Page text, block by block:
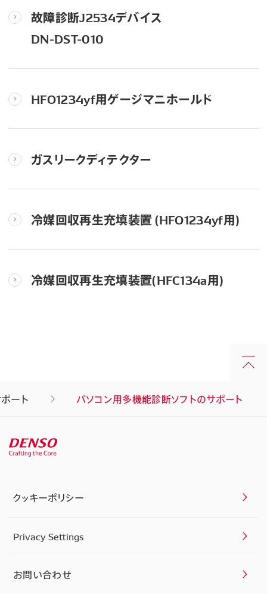
故障診断J2534デバイス
DN-DST-010
HFO1234yf用ゲージマニホールド
ガスリークディテクター
冷媒回収再生充填装置 (HFO1234yf用)
冷媒回収再生充填装置(HFC134a用)
ート パソコン用多機能診断ソフトのサポート
クッキーポリシー
Privacy Settings
お問い合わせ